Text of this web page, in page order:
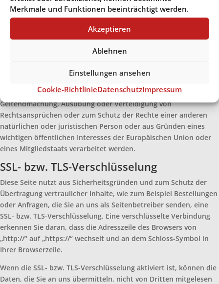
Merkmale und Funktionen beeinträchtigt werden.
Akzeptieren
Ablehnen
Einstellungen ansehen
Cookie-RichtlinieDatenschutzImpressum
unseren Interessen vorgenommen werden. Solange noch nicht
feststeht, wessen Interessen überwiegen, haben Sie das Recht,
die Einschränkung der Verarbeitung Ihrer personenbezogenen
Wenn Sie die Verarbeitung Ihrer personenbezogenen Daten
Speicherung abgesehen – nur mit Ihrer Einwilligung oder zur
Geltendmachung, Ausübung oder Verteidigung von
Rechtsansprüchen oder zum Schutz der Rechte einer anderen
natürlichen oder juristischen Person oder aus Gründen eines
wichtigen öffentlichen Interesses der Europäischen Union oder
eines Mitgliedstaats verarbeitet werden.
SSL- bzw. TLS-Verschlüsselung
Diese Seite nutzt aus Sicherheitsgründen und zum Schutz der
Übertragung vertraulicher Inhalte, wie zum Beispiel Bestellungen
oder Anfragen, die Sie an uns als Seitenbetreiber senden, eine
SSL- bzw. TLS-Verschlüsselung. Eine verschlüsselte Verbindung
erkennen Sie daran, dass die Adresszeile des Browsers von
„http://“ auf „https://“ wechselt und an dem Schloss-Symbol in
Ihrer Browserzeile.
Wenn die SSL- bzw. TLS-Verschlüsselung aktiviert ist, können die
Daten, die Sie an uns übermitteln, nicht von Dritten mitgelesen